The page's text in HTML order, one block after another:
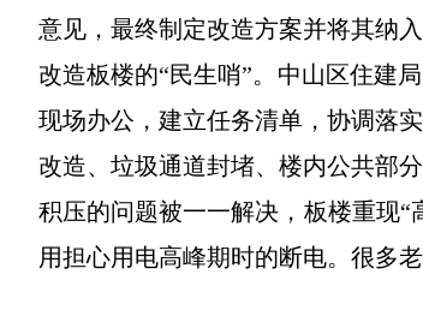
意见，最终制定改造方案并将其纳
改造板楼的“民生哨”。中山区住建
现场办公，建立任务清单，协调落
改造、垃圾通道封堵、楼内公共部
积压的问题被一一解决，板楼重现
用担心用电高峰期时的断电。很多